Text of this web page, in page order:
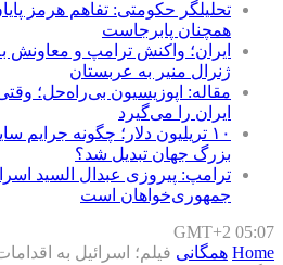
تحلیلگر حکومتی: تفاهم هرمز
همچنان پابرجاست
ایران؛ واکنش ترامپ و معاونش
ژنرال منیر به عربستان
مقاله: اپوزیسیون بی‌راه‌حل؛
ایران را می‌گیرد
۱۰ تریلیون دلار؛ چگونه جرایم
بزرگ جهان تبدیل شد؟
ترامپ: پیروزی عبدال السید
جمهوری‌خواهان است
GMT+2 05:07
Home همگانی فیلم؛ اسرائیل به